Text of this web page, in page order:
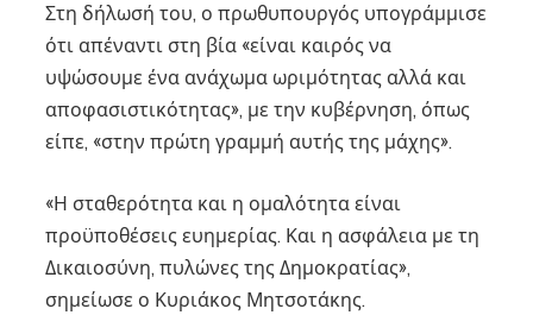
Στη δήλωσή του, ο πρωθυπουργός υπογράμμισε
ότι απέναντι στη βία «είναι καιρός να
υψώσουμε ένα ανάχωμα ωριμότητας αλλά και
αποφασιστικότητας», με την κυβέρνηση, όπως
είπε, «στην πρώτη γραμμή αυτής της μάχης».
«Η σταθερότητα και η ομαλότητα είναι
προϋποθέσεις ευημερίας. Και η ασφάλεια με τη
Δικαιοσύνη, πυλώνες της Δημοκρατίας»,
σημείωσε ο Κυριάκος Μητσοτάκης.